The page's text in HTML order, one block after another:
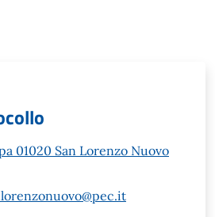
01020 San Lorenzo Nuovo